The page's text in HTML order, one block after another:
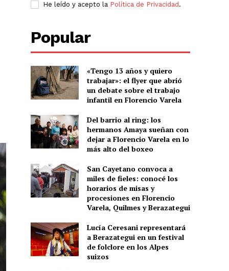
He leído y acepto la Política de Privacidad .
Popular
«Tengo 13 años y quiero
trabajar»: el flyer que abrió
un debate sobre el trabajo
infantil en Florencio Varela
Del barrio al ring: los
hermanos Amaya sueñan con
dejar a Florencio Varela en lo
más alto del boxeo
San Cayetano convoca a
miles de fieles: conocé los
horarios de misas y
procesiones en Florencio
Varela, Quilmes y Berazategui
Lucía Ceresani representará
a Berazategui en un festival
de folclore en los Alpes
suizos